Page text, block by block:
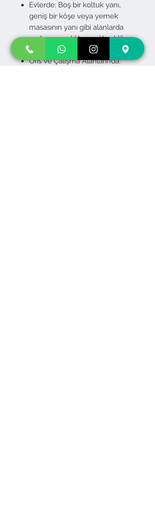
Evlerde: Boş bir koltuk yanı,
geniş bir köşe veya yemek
masasının yanı gibi alanlarda
mekana sıcaklık ve yükseklik
kazandırır.
Ofis ve Çalışma Alanlarında: